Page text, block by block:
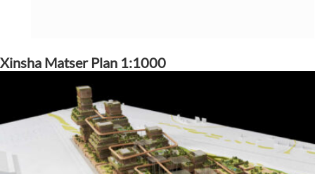
Xinsha Matser Plan 1:1000